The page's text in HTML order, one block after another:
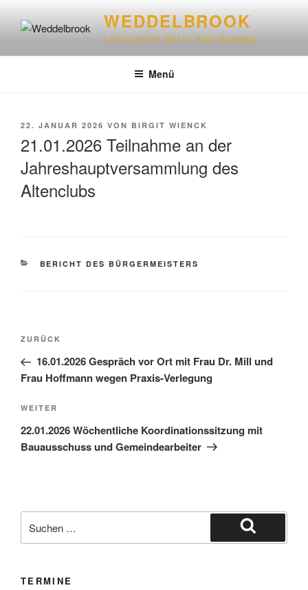
WEDDELBROOK
Liebenswertes Dorf im Kreis Segeberg
Menü
22. JANUAR 2026 VON BIRGIT WIENCK
21.01.2026 Teilnahme an der
Jahreshauptversammlung des
Altenclubs
BERICHT DES BÜRGERMEISTERS
ZURÜCK
16.01.2026 Gespräch vor Ort mit Frau Dr. Mill und
Frau Hoffmann wegen Praxis-Verlegung
WEITER
22.01.2026 Wöchentliche Koordinationssitzung mit
Bauausschuss und Gemeindearbeiter
TERMINE